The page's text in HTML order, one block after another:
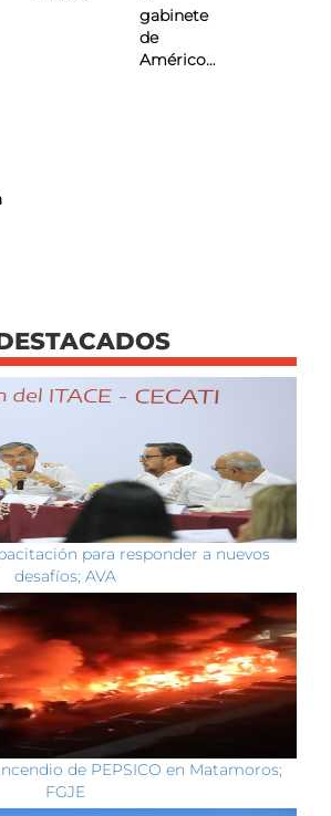
gabinete
de
Américo…
para responder a nuevos
desafíos; AVA
de PEPSICO en Matamoros;
FGJE